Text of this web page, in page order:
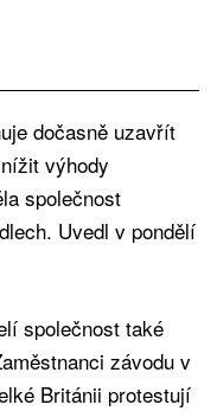
dočasně uzavřít
výhody
společnost
Uvedl v pondělí
společnost také
závodu v
Británii protestují